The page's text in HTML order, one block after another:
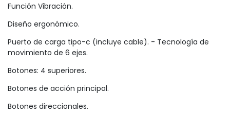
Función Vibración.
Diseño ergonómico.
Puerto de carga tipo-c (incluye cable). - Tecnología de
movimiento de 6 ejes.
Botones: 4 superiores.
Botones de acción principal.
Botones direccionales.